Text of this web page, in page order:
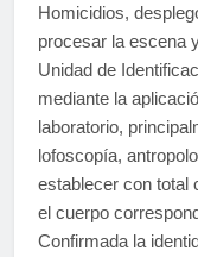
Homicidios,
procesar la escena
Unidad de
mediante la
laboratorio,
lofoscopía,
establecer con total
el cuerpo
Confirmada la